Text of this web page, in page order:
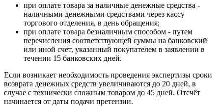
при оплате товара за наличные денежные средства -
наличными денежными средствами через кассу
торгового отделения, в день обращения;
при оплате товара безналичным способом - путем
перечисления соответствующей суммы на банковский
или иной счет, указанный покупателем в заявлении в
течении 15 банковских дней.
Если возникает необходимость проведения экспертизы сроки
возврата денежных средств увеличиваются до 20 дней, в
случае с технически сложным товаром до 45 дней. Отсчёт
начинается от даты подачи претензии.